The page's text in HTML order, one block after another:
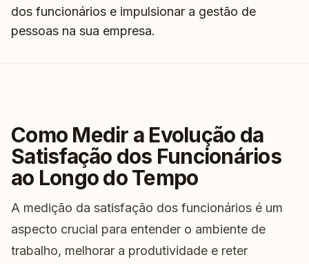
dos funcionários e impulsionar a gestão de
pessoas na sua empresa.
Como Medir a Evolução da
Satisfação dos Funcionários
ao Longo do Tempo
A medição da satisfação dos funcionários é um
aspecto crucial para entender o ambiente de
trabalho, melhorar a produtividade e reter